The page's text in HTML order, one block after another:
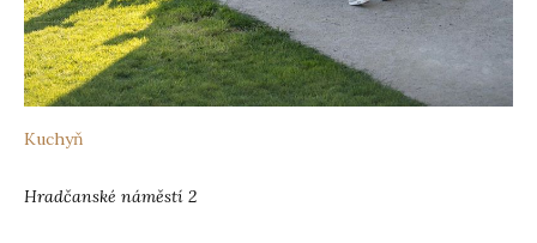
Kuchyň
Hradčanské náměstí 2